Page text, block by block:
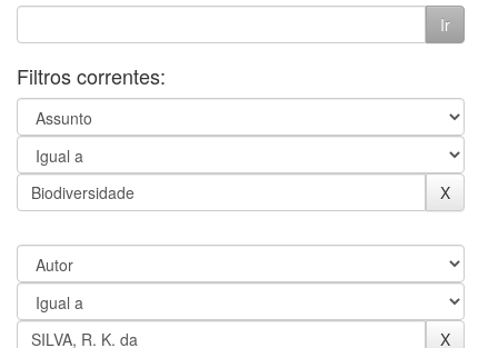
Filtros correntes: